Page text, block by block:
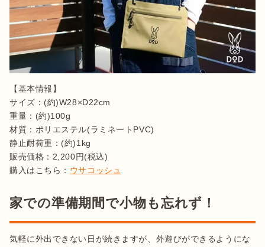
【基本情報】
サイズ：(約)W28×D22cm
重量：(約)100g
材質：ポリエステル(ラミネートPVC)
静止耐荷重：(約)1kg
販売価格：2,200円(税込)
購入はこちら： ウサコッシュ
家での準備期間で小物も忘れず！
気軽に外出できない日が続きますが、外遊びができるようにな